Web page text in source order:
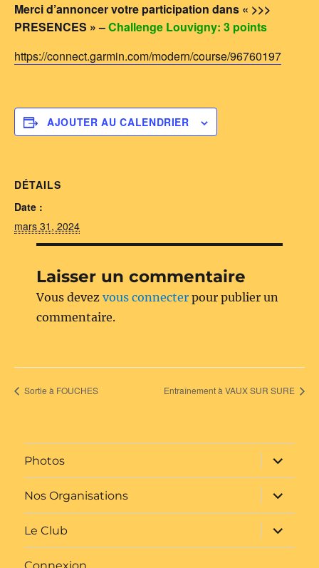
Merci d’annoncer votre participation dans « >>>
PRESENCES » –Challenge Louvigny: 3 points
https://connect.garmin.com/modern/course/96760197
AJOUTER AU CALENDRIER
DÉTAILS
Date :
mars 31, 2024
Laisser un commentaire
Vous devezvous connecter pour publier un
commentaire.
Sortie à FOUCHES Entraînement à VAUX SUR SURE
Photos
ouvrir
le
sous-
menu
Nos Organisations
ouvrir
le
sous-
menu
Le Club
ouvrir
le
sous-